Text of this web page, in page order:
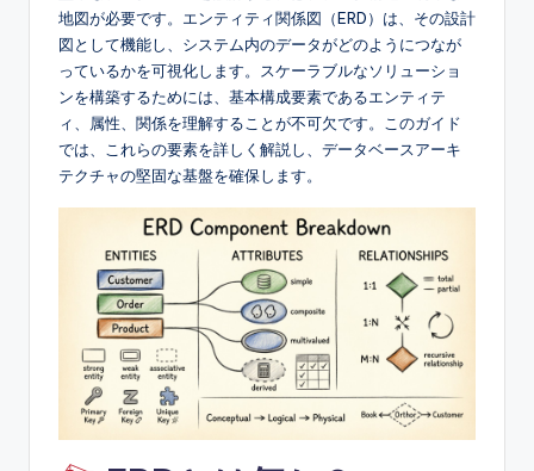
A
地図が必要です。エンティティ関係図（ERD）は、その設計
図として機能し、システム内のデータがどのようにつなが
っているかを可視化します。スケーラブルなソリューショ
ンを構築するためには、基本構成要素であるエンティテ
ィ、属性、関係を理解することが不可欠です。このガイド
では、これらの要素を詳しく解説し、データベースアーキ
テクチャの堅固な基盤を確保します。